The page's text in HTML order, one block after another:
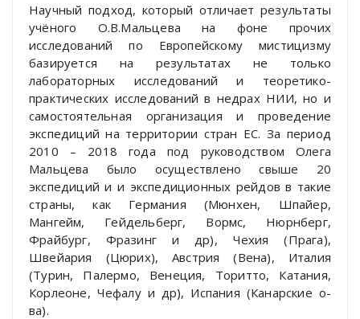
Научный подход, который отличает результаты
учёного О.В.Мальцева на фоне прочих
исследований по Европейскому мистицизму
базируется на результатах не только
лабораторных исследований и теоретико-
практических исследований в недрах НИИ, но и
самостоятельная организация и проведение
экспедиций на территории стран ЕС. За период
2010 – 2018 года под руководством Олега
Мальцева было осуществлено свыше 20
экспедиций и и экспедиционных рейдов в такие
страны, как Германия (Мюнхен, Шпайер,
Мангейм, Гейдельберг, Вормс, Нюрнберг,
Фрайбург, Фразинг и др), Чехия (Прага),
Швейария (Цюрих), Австрия (Вена), Италия
(Турин, Палермо, Венеция, Торитто, Катания,
Корлеоне, Чефалу и др), Испания (Канарские о-
ва).